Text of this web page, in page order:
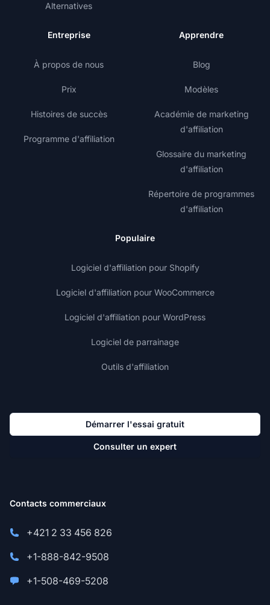
Alternatives
Entreprise
À propos de nous
Prix
Histoires de succès
Programme d'affiliation
Apprendre
Blog
Modèles
Académie de marketing
d'affiliation
Glossaire du marketing
d'affiliation
Répertoire de programmes
d'affiliation
Populaire
Logiciel d'affiliation pour Shopify
Logiciel d'affiliation pour WooCommerce
Logiciel d'affiliation pour WordPress
Logiciel de parrainage
Outils d'affiliation
Démarrer l'essai gratuit
Consulter un expert
Contacts commerciaux
+421 2 33 456 826
+1-888-842-9508
+1-508-469-5208